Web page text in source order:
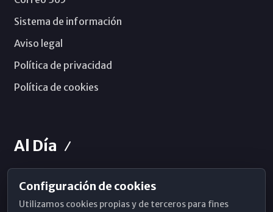
Sistema de información
Aviso legal
Política de privacidad
Política de cookies
Al Día
Horarios de Misa
Configuración de cookies
Utilizamos cookies propias y de terceros para fines